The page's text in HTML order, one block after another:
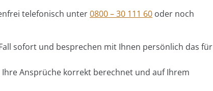
telefonisch unter0800 – 30 111 60 oder noch
sofort und besprechen mit Ihnen persönlich das für
Ansprüche korrekt berechnet und auf Ihrem